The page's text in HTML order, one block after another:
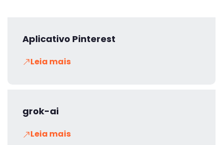
Aplicativo Pinterest
Leia mais
grok-ai
Leia mais